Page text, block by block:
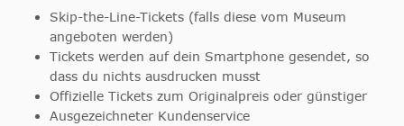
Skip-the-Line-Tickets (falls diese vom Museum
angeboten werden)
Tickets werden auf dein Smartphone gesendet, so
dass du nichts ausdrucken musst
Offizielle Tickets zum Originalpreis oder günstiger
Ausgezeichneter Kundenservice